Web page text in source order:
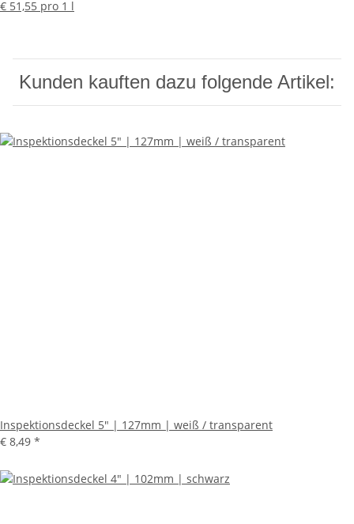
€ 51,55 pro 1 l
Kunden kauften dazu folgende Artikel:
Inspektionsdeckel 5" | 127mm | weiß / transparent
€ 8,49 *